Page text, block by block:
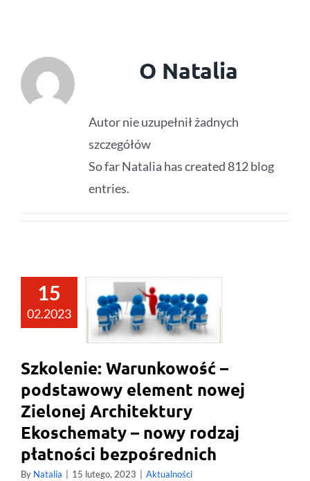
O Natalia
Autor nie uzupełnił żadnych
szczegółów
So far Natalia has created 812 blog
entries.
15
02.2023
Szkolenie: Warunkowość –
podstawowy element nowej
Zielonej Architektury
Ekoschematy – nowy rodzaj
płatności bezpośrednich
By Natalia | 15 lutego, 2023 | Aktualności